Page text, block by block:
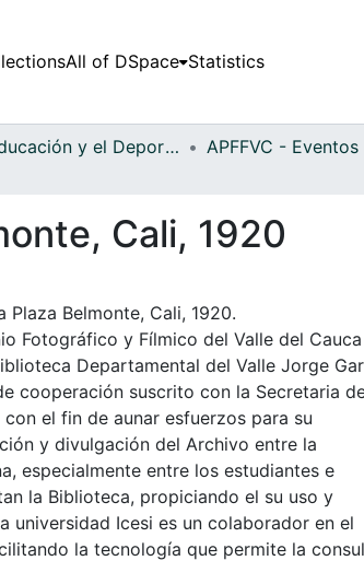
All of DSpace Statistics
La Educación y el Deporte
Cali, 1920
Plaza Belmonte, Cali, 1920.
Fotográfico y Fílmico del Valle del
Departamental del Valle Jorge
cooperación suscrito con la Secretaria
el fin de aunar esfuerzos para su
y divulgación del Archivo entre la
especialmente entre los estudiantes e
la Biblioteca, propiciando el su uso y
universidad Icesi es un colaborador en el
la tecnología que permite la